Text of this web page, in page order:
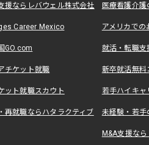
援ならレバウェル株式会社 医療看護介
Career Mexico アメリカで
GO.com 就活・転職
チケット就職 新卒就活無料
ット就職スカウト 若手ハイキ
再就職ならハタラクティブ 未経験・若手
M&A支援な